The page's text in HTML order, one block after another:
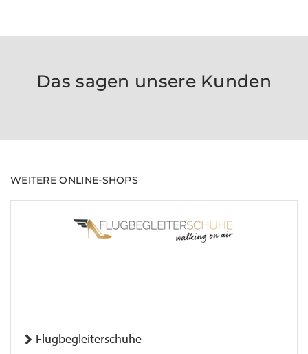
Das sagen unsere Kunden
WEITERE ONLINE-SHOPS
Flugbegleiterschuhe